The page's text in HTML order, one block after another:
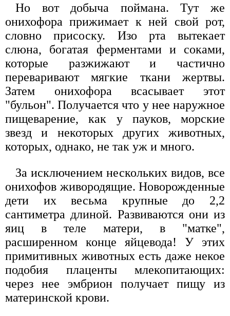
Но вот добыча поймана. Тут же
онихофора прижимает к ней свой рот,
словно присоску. Изо рта вытекает
слюна, богатая ферментами и соками,
которые разжижают и частично
переваривают мягкие ткани жертвы.
Затем онихофора всасывает этот
"бульон". Получается что у нее наружное
пищеварение, как у пауков, морские
звезд и некоторых других животных,
которых, однако, не так уж и много.
За исключением нескольких видов, все
онихофов живородящие. Новорожденные
дети их весьма крупные до 2,2
сантиметра длиной. Развиваются они из
яиц в теле матери, в "матке",
расширенном конце яйцевода! У этих
примитивных животных есть даже некое
подобия плаценты млекопитающих:
через нее эмбрион получает пищу из
материнской крови.